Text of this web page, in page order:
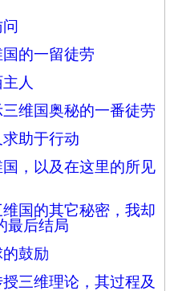
的一留徒劳
人
维国奥秘的一番徒劳
助于行动
，以及在这里的所见
国的其它秘密，我却
最后结局
鼓励
三维理论，其过程及